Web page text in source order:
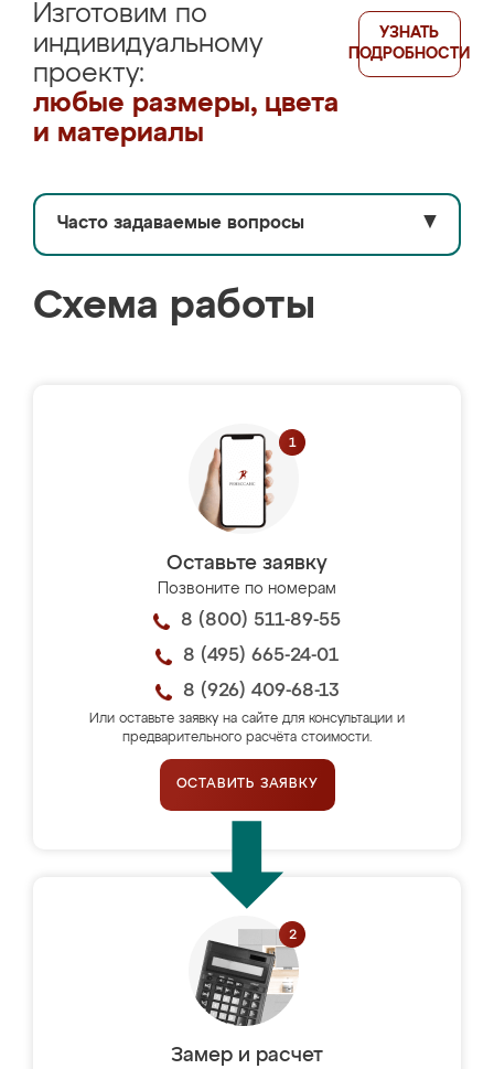
Изготовим по
индивидуальному
проекту:
любые размеры, цвета
и материалы
УЗНАТЬ
ПОДРОБНОСТИ
Часто задаваемые вопросы ▼
Схема работы
Оставьте заявку
Позвоните по номерам
8 (800) 511-89-55
8 (495) 665-24-01
8 (926) 409-68-13
Или оставьте заявку на сайте для консультации и
предварительного расчёта стоимости.
ОСТАВИТЬ ЗАЯВКУ
Замер и расчет